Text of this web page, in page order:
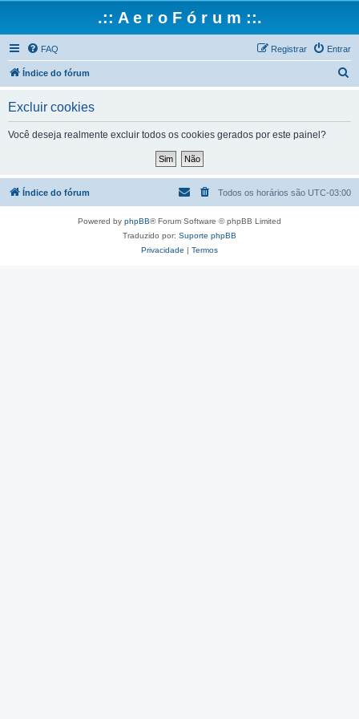
.:: A e r o F ó r u m ::.
FAQ Entrar
Registrar
Índice do fórum
a
Excluir cookies
Você deseja realmente excluir todos os cookies gerados por este painel?
Índice do fórum Todos os horários são UTC-03:00
Powered by phpBB® Forum Software © phpBB Limited
Traduzido por: Suporte phpBB
Privacidade | Termos